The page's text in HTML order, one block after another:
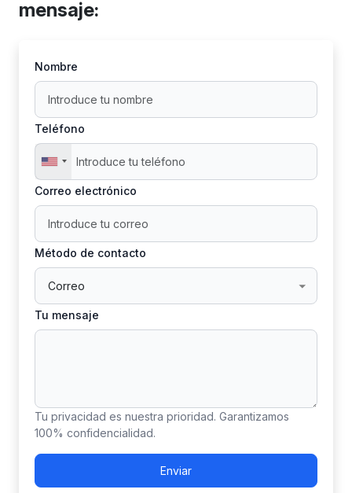
mensaje:
Nombre
Teléfono
Correo electrónico
Método de contacto
Tu mensaje
Tu privacidad es nuestra prioridad. Garantizamos
100% confidencialidad.
Enviar